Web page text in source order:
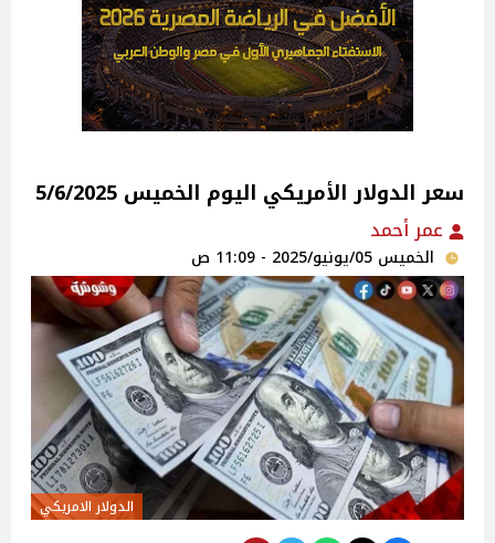
سعر الدولار الأمريكي اليوم الخميس 5/6/2025
عمر أحمد
الخميس 05/يونيو/2025 - 11:09 ص
الدولار الامريكي